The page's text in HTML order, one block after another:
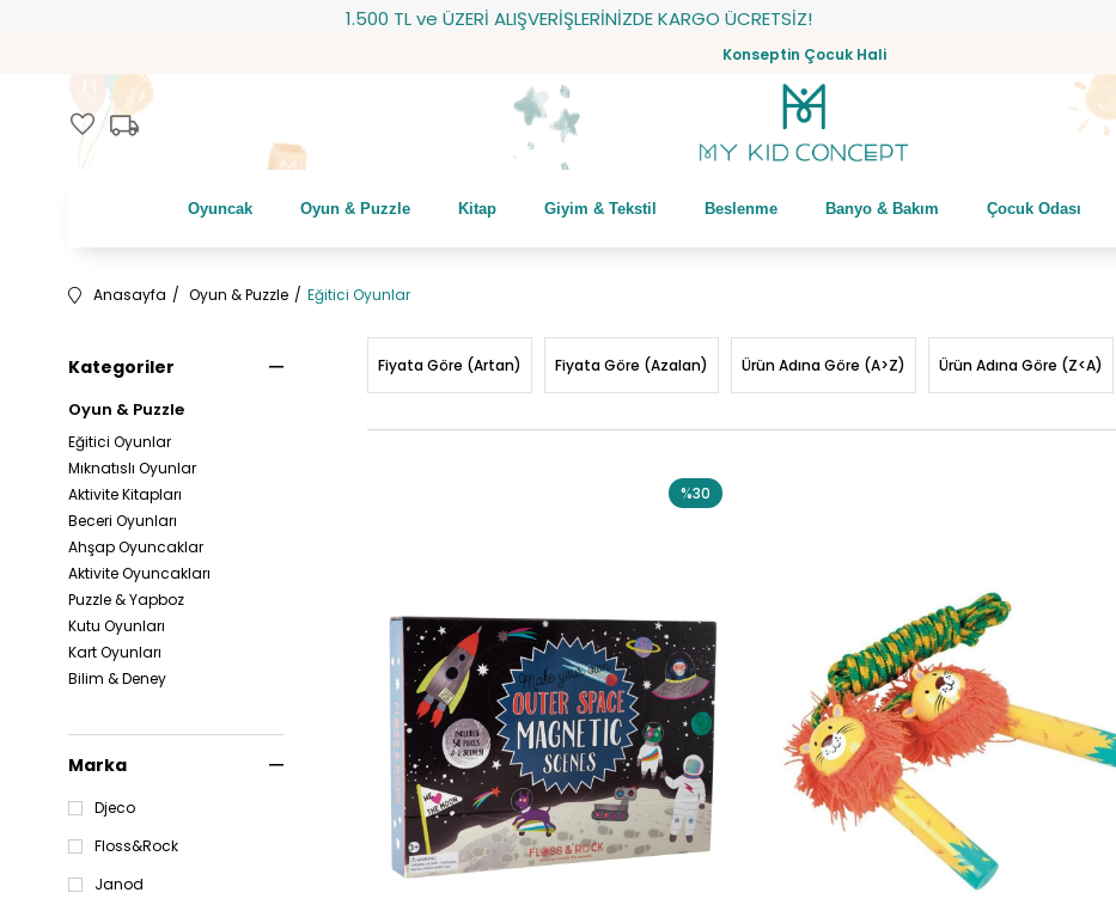
1.500 TL ve ÜZERİ ALIŞVERİŞLERİNİZDE KARGO ÜCRETSİZ!
Konseptin Çocuk Hali
favorite local_shipping
Oyuncak Oyun & Puzzle Kitap Giyim & Tekstil Beslenme Banyo & Bakım Çocuk Odası
Anasayfa Oyun & Puzzle Eğitici Oyunlar
Kategoriler
Oyun & Puzzle
Eğitici Oyunlar
Mıknatıslı Oyunlar
Aktivite Kitapları
Beceri Oyunları
Ahşap Oyuncaklar
Aktivite Oyuncakları
Puzzle & Yapboz
Kutu Oyunları
Kart Oyunları
Bilim & Deney
Marka
Djeco
Floss&Rock
Janod
Fiyata Göre (Artan) Fiyata Göre (Azalan) Ürün Adına Göre (A>Z) Ürün Adına Göre (Z<A)
%30